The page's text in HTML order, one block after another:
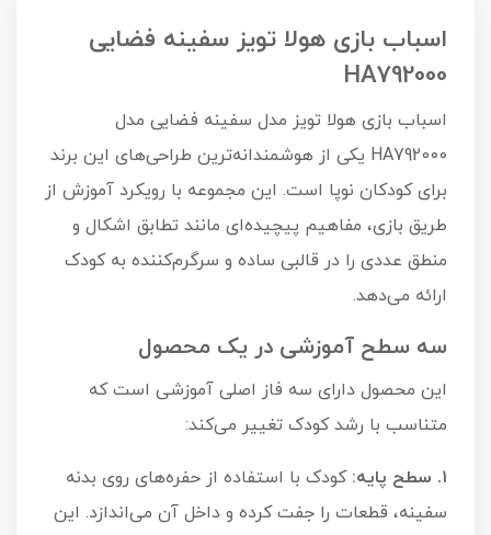
اسباب بازی هولا تویز سفینه فضایی
HA792000
اسباب بازی هولا تویز مدل سفینه فضایی مدل
HA792000 یکی از هوشمندانه‌ترین طراحی‌های این برند
برای کودکان نوپا است. این مجموعه با رویکرد آموزش از
طریق بازی، مفاهیم پیچیده‌ای مانند تطابق اشکال و
منطق عددی را در قالبی ساده و سرگرم‌کننده به کودک
ارائه می‌دهد.
سه سطح آموزشی در یک محصول
این محصول دارای سه فاز اصلی آموزشی است که
متناسب با رشد کودک تغییر می‌کند:
۱. سطح پایه:
کودک با استفاده از حفره‌های روی بدنه
سفینه، قطعات را جفت کرده و داخل آن می‌اندازد. این